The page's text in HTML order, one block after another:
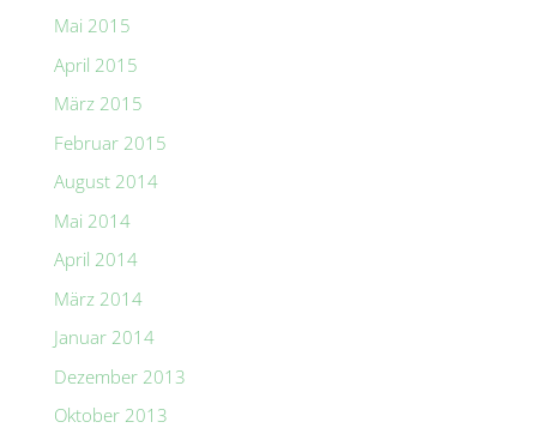
Mai 2015
April 2015
März 2015
Februar 2015
August 2014
Mai 2014
April 2014
März 2014
Januar 2014
Dezember 2013
Oktober 2013